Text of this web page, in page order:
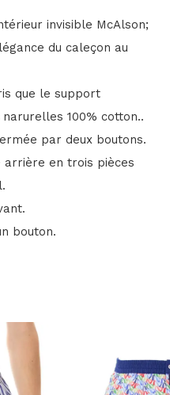
invisible McAlson;
du caleçon au
que le support
100% cotton..
par deux boutons.
en trois pièces
bouton.